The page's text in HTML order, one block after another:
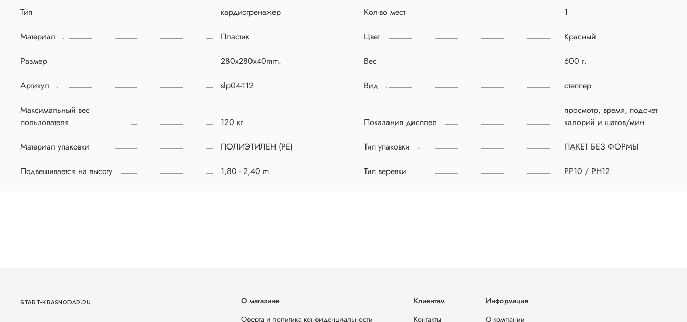
Тип кардиотренажер Кол-во мест 1
Материал Пластик Цвет Красный
Размер 280х280x40mm. Вес 600 г.
Артикул slp04-112 Вид степпер
Максимальный вес
пользователя
120 кг Показания дисплея
просмотр, время, подсчет
калорий и шагов/мин
Материал упаковки ПОЛИЭТИЛЕН (PE) Тип упаковки ПАКЕТ БЕЗ ФОРМЫ
Подвешивается на высоту 1,80 - 2,40 m Тип веревки PP10 / PH12
О магазине
Оферта и политика конфиденциальности
Клиентам
Контакты
Информация
О компании
START-KRASNODAR.RU